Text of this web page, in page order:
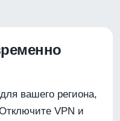
вашего региона,
VPN и